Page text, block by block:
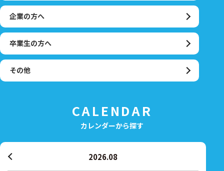
企業の方へ
卒業生の方へ
その他
CALENDAR
カレンダーから探す
2026.08